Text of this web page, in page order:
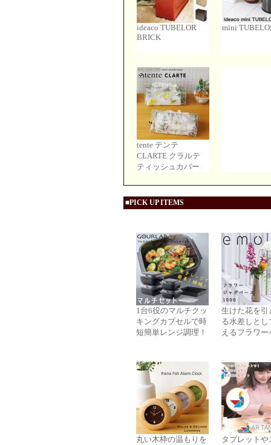
ideaco TUBELOR
BRICK
mini
tente テンテ
CLARTE クラルテ
ティッシュカバー
■PICK UP ITEMS
1台6役のマルチクッ
キングカプセルで時
短簡単レンジ調理！
生けた花を引
る水差しとし
えるフラワー
丸い木枠の温もりを
タブレットや